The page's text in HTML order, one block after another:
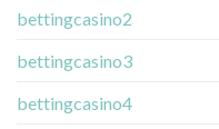
bettingcasino2
bettingcasino3
bettingcasino4